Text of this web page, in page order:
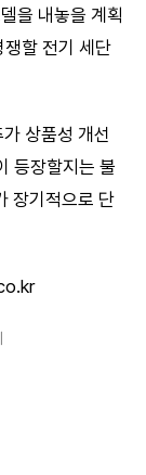
을 내놓을 계획
할 전기 세단
상품성 개선
등장할지는 불
장기적으로 단